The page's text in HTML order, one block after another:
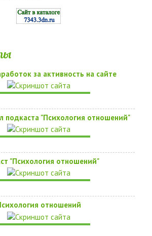
за активность на сайте
подкаста "Психология отношений"
"Психология отношений"
отношений